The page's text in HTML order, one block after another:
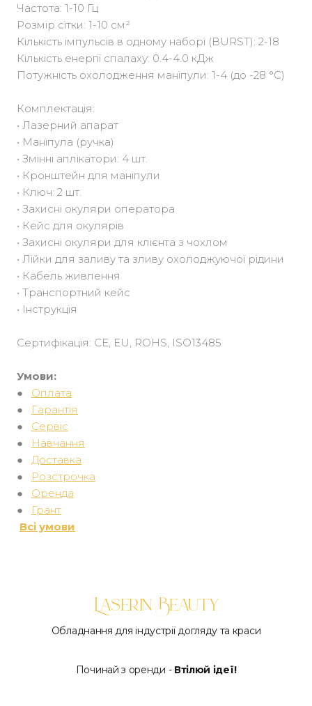
Частота: 1-10 Гц
Розмір сітки: 1-10 см²
Кількість імпульсів в одному наборі (BURST): 2-18
Кількість енергії спалаху: 0.4-4.0 кДж
Потужність охолодження маніпули: 1-4 (до -28 °C)
Комплектація:
• Лазерний апарат
• Маніпула (ручка)
• Змінні аплікатори: 4 шт.
• Кронштейн для маніпули
• Ключ: 2 шт.
• Захисні окуляри оператора
• Кейс для окулярів
• Захисні окуляри для клієнта з чохлом
• Лійки для заливу та зливу охолоджуючої рідини
• Кабель живлення
• Транспортний кейс
• Інструкція
Сертифікація: CE, EU, ROHS, ISO13485
Умови:
● Оплата
●
Гарантія
● Сервіс
●
Навчання
●
Доставка
●
Розстрочка
● Оренда
●
Грант
Всі умови
Laserin Beauty
Обладнання для індустрії догляду та краси
Починай з оренди - Втілюй ідеї!